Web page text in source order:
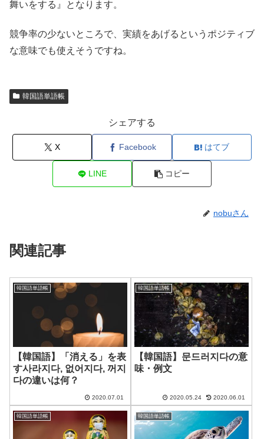
舞いをする』となります。
競争率の少ないところで、実績をあげるというポジティブ
な意味でも使えそうですね。
韓国語単語帳
シェアする
X Facebook はてブ
LINE コピー
nobuさん
関連記事
韓国語単語帳
【韓国語】「消える」を表
す사라지다, 없어지다, 꺼지
다の違いは何？
2020.07.01
韓国語単語帳
【韓国語】문드러지다の意
味・例文
2020.05.24 2020.06.01
韓国語単語帳 韓国語単語帳